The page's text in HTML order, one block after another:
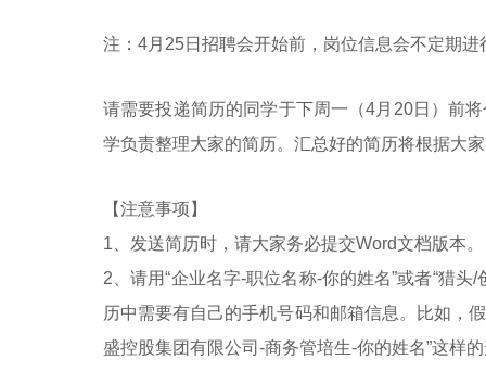
注： 4月 25日招聘会开始前，岗位信息会不定期
请需要投递简历的同学于下周一（4月 20日）前
学负责整理大家的简历。汇总好的简历将根据大
【注意事项】
1、发送简历时，请大家务必提交Word文档版本。
2、请用“企业名字-职位名称-你的姓名”或者“猎头/
历中需要有自己的手机号码和邮箱信息。比如，
盛控股集团有限公司 -商务管培生-你的姓名”这样